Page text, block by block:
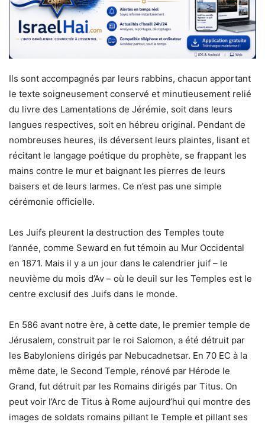
Ils sont accompagnés par leurs rabbins, chacun apportant
le texte soigneusement conservé et minutieusement relié
du livre des Lamentations de Jérémie, soit dans leurs
langues respectives, soit en hébreu original. Pendant de
nombreuses heures, ils déversent leurs plaintes, lisant et
récitant le langage poétique du prophète, se frappant les
mains contre le mur et baignant les pierres de leurs
baisers et de leurs larmes. Ce n’est pas une simple
cérémonie officielle.
Les Juifs pleurent la destruction des Temples toute
l’année, comme Seward en fut témoin au Mur Occidental
en 1871. Mais il y a un jour dans le calendrier juif – le
neuvième du mois d’Av – où le deuil sur les Temples est le
centre exclusif des Juifs dans le monde.
En 586 avant notre ère, à cette date, le premier temple de
Jérusalem, construit par le roi Salomon, a été détruit par
les Babyloniens dirigés par Nebucadnetsar. En 70 EC à la
même date, le Second Temple, rénové par Hérode le
Grand, fut détruit par les Romains dirigés par Titus. On
peut voir l’Arc de Titus à Rome aujourd’hui qui montre des
images de soldats romains pillant le Temple et pillant ses